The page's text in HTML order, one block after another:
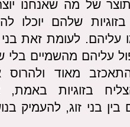
של מה שאנחנו
שלהם יוכלו
לעומת זאת בני
עליהם מהשמיים בלי
מאוד ולהרוס
בזוגיות באמת,
בני זוג, להעמיק